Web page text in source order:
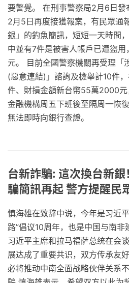
要警覺。 在刑事警察局2月6日發
2月5日再度接獲報案，有民眾通
銀」的釣魚簡訊，短短一天時間
中並有7件是被害人帳戶已遭盜
元。 目前全國警察機關再受理「
(惡意連結)」諮詢及檢舉計10件
件、財損金額新台幣55萬2000元
金融機構周五下班後至隔周一恢
無法即時向銀行查證。
台新詐騙: 這次換台新
騙簡訊再起 警方提醒民
慎海雄在致辞中说，今年是习近
路”倡议10周年，也是中国与南非
习近平主席和拉马福萨总统在会
展达成了重要共识，双方传承友
必将推动中南全面战略伙伴关系